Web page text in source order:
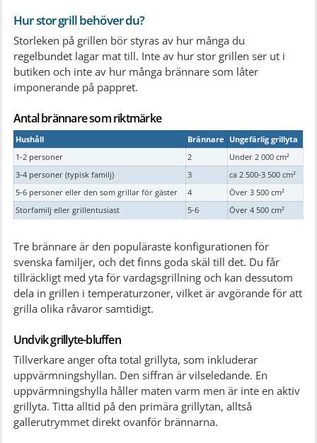
Hur stor grill behöver du?
Storleken på grillen bör styras av hur många du
regelbundet lagar mat till. Inte av hur stor grillen ser ut i
butiken och inte av hur många brännare som låter
imponerande på pappret.
Antal brännare som riktmärke
Hushåll Brännare Ungefärlig grillyta
1-2 personer
2
Under 2 000 cm²
3-4 personer (typisk familj)
3
ca 2 500-3 500 cm²
5-6 personer eller den som grillar för gäster
4
Över 3 500 cm²
Storfamilj eller grillentusiast
5-6 Över 4 500 cm²
Tre brännare är den populäraste konfigurationen för
svenska familjer, och det finns goda skäl till det. Du får
tillräckligt med yta för vardagsgrillning och kan dessutom
dela in grillen i temperaturzoner, vilket är avgörande för att
grilla olika råvaror samtidigt.
Undvik grillyte-bluffen
Tillverkare anger ofta total grillyta, som inkluderar
uppvärmningshyllan. Den siffran är vilseledande. En
uppvärmningshylla håller maten varm men är inte en aktiv
grillyta. Titta alltid på den primära grillytan, alltså
gallerutrymmet direkt ovanför brännarna.